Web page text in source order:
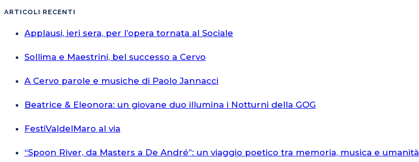
ARTICOLI RECENTI
Applausi, ieri sera, per l’opera tornata al Sociale
Sollima e Maestrini, bel successo a Cervo
A Cervo parole e musiche di Paolo Jannacci
Beatrice & Eleonora: un giovane duo illumina i Notturni della GOG
FestiValdelMaro al via
“Spoon River, da Masters a De André”: un viaggio poetico tra memoria, musica e umanità